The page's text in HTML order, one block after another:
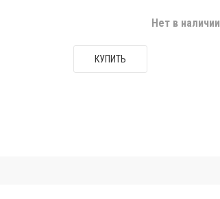
Нет в наличии
КУПИТЬ